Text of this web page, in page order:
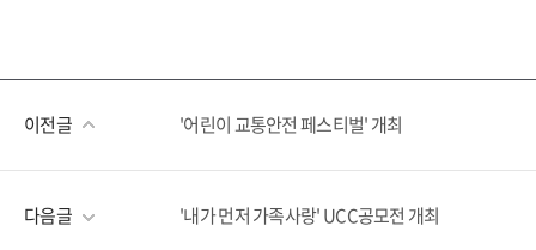
이전글 '어린이 교통안전 페스티벌' 개최
다음글 '내가 먼저 가족사랑' UCC공모전 개최